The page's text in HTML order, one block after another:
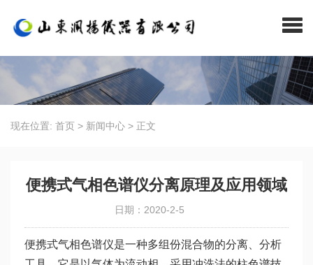
现在位置: 首页 > 新闻中心 > 正文
便携式气相色谱仪分离原理及应用领域
日期：2020-2-5
便携式气相色谱仪是一种多组份混合物的分离、分析